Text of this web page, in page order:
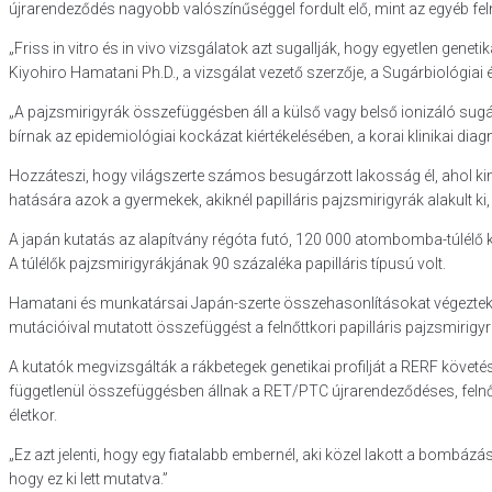
újrarendeződés nagyobb valószínűséggel fordult elő, mint az egyéb
„Friss in vitro és in vivo vizsgálatok azt sugallják, hogy egyetlen
Kiyohiro Hamatani Ph.D., a vizsgálat vezető szerzője, a
„A pajzsmirigyrák összefüggésben áll a külső vagy belső ionizáló
bírnak az epidemiológiai kockázat kiértékelésében, a korai klinikai
Hozzáteszi, hogy világszerte számos besugárzott lakosság él, ahol
hatására azok a gyermekek, akiknél papilláris pajzsmirigyrák alakult
A japán kutatás az alapítvány régóta futó, 120 000 atombomba-
A túlélők pajzsmirigyrákjának 90 százaléka papilláris típusú volt.
Hamatani és munkatársai Japán-szerte összehasonlításokat
mutációival mutatott összefüggést a felnőttkori papilláris
A kutatók megvizsgálták a rákbetegek genetikai profilját a RERF
függetlenül összefüggésben állnak a RET/PTC újrarendeződéses,
életkor.
„Ez azt jelenti, hogy egy fiatalabb embernél, aki közel lakott a
hogy ez ki lett mutatva.”